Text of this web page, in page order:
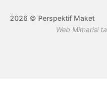
2026 © Perspektif Maket
Web Mimarisi